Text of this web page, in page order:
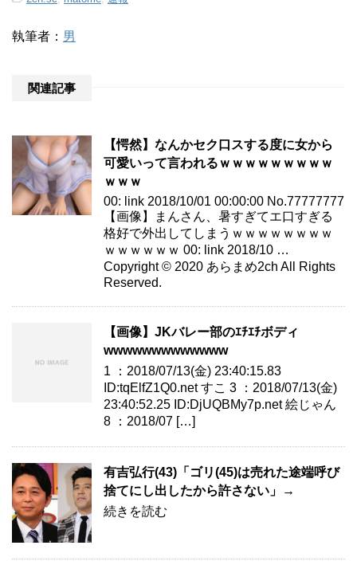
執筆者： 男
関連記事
【愕然】なんかセク口スする度に女から
可愛いって言われるｗｗｗｗｗｗｗｗｗ
ｗｗｗ
00: link 2018/10/01 00:00:00 No.77777777
【画像】まんさん、暑すぎてエ口すぎる
格好で外出してしまうｗｗｗｗｗｗｗｗ
ｗｗｗｗｗｗ 00: link 2018/10 …
Copyright © 2020 あらまめ2ch All Rights
Reserved.
【画像】JKバレー部のｴﾁｴﾁボディ
wwwwwwwwwwwww
1 ：2018/07/13(金) 23:40:15.83
ID:tqElfZ1Q0.net すこ 3 ：2018/07/13(金)
23:40:52.25 ID:DjUQBMy7p.net 絵じゃん
8 ：2018/07 […]
有吉弘行(43)「ゴリ(45)は売れた途端呼び
捨てにし出したから許さない」→
続きを読む